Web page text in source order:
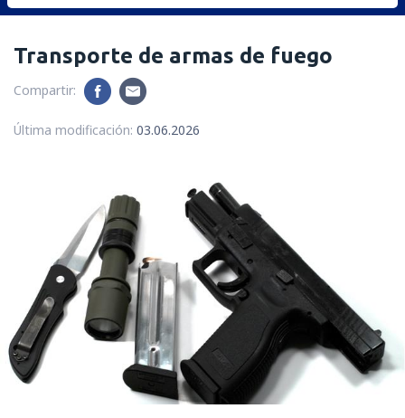
Transporte de armas de fuego
Compartir:
Última modificación: 03.06.2026